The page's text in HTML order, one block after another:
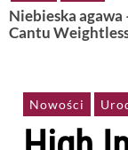
Niebieska
Cantu
Nowości